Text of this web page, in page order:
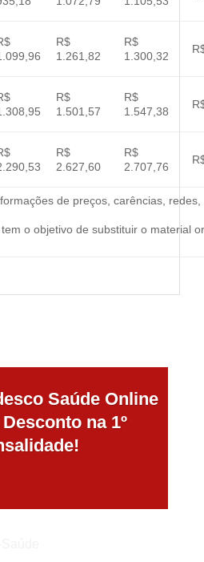
R$
1.261,82
R$
1.300,32
R$
1.501,57
R$
1.547,38
R$
2.627,60
R$
2.707,76
de preços, carências,
o objetivo de substituir o material
Saúde Online
na 1º